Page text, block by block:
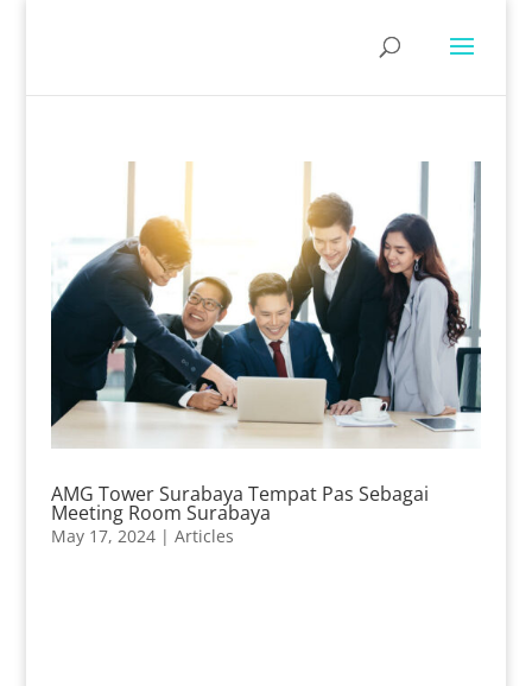
AMG Tower Surabaya Tempat Pas Sebagai
Meeting Room Surabaya
May 17, 2024| Articles